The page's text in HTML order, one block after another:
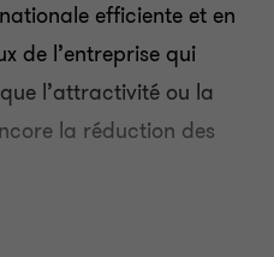
efficiente et en
de l’entreprise qui
l’attractivité ou la
la réduction des